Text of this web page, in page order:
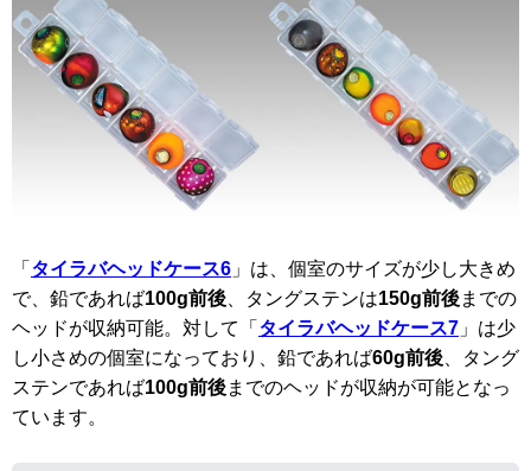
「 タイラバヘッドケース6 」は、個室のサイズが少し大きめ
で、鉛であれば100g前後 、タングステンは150g前後までの
ヘッドが収納可能。対して「 タイラバヘッドケース7 」は少
し小さめの個室になっており、鉛であれば60g前後 、タング
ステンであれば100g前後までのヘッドが収納が可能となっ
ています。